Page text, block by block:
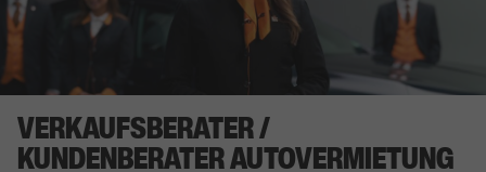
VERKAUFSBERATER /
KUNDENBERATER AUTOVERMIETUNG